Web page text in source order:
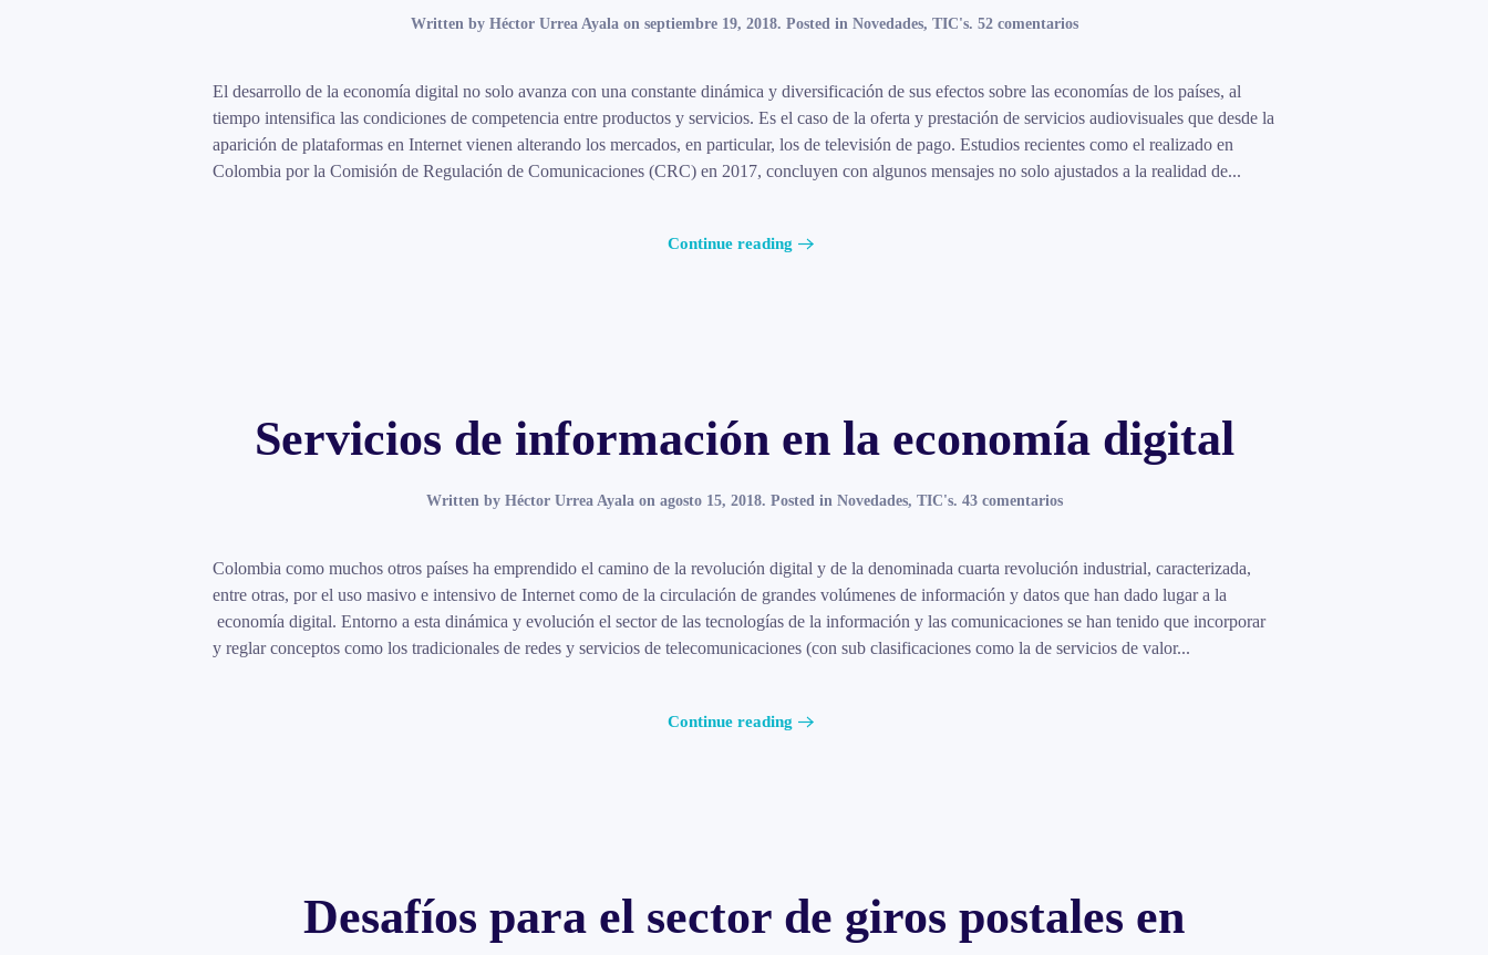
Written by Héctor Urrea Ayala on septiembre 19, 2018. Posted in Novedades, TIC's. 52 comentariosen
en
digitales
–
en
El desarrollo de la economía digital no solo avanza con una constante dinámica y diversificación de sus efectos sobre las economías de los países, al
tiempo intensifica las condiciones de competencia entre productos y servicios. Es el caso de la oferta y prestación de servicios audiovisuales que desde la
aparición de plataformas en Internet vienen alterando los mercados, en particular, los de televisión de pago. Estudios recientes como el realizado en
Colombia por la Comisión de Regulación de Comunicaciones (CRC) en 2017, concluyen con algunos mensajes no solo ajustados a la realidad de...
Continue reading
Servicios de información en la economía digital
Written by Héctor Urrea Ayalaon agosto 15, 2018. Posted in Novedades, TIC's. 43 comentariosen
información
la
economía
digital
Colombia como muchos otros países ha emprendido el camino de la revolución digital y de la denominada cuarta revolución industrial, caracterizada,
entre otras, por el uso masivo e intensivo de Internet como de la circulación de grandes volúmenes de información y datos que han dado lugar a la
economía digital. Entorno a esta dinámica y evolución el sector de las tecnologías de la información y las comunicaciones se han tenido que incorporar
y reglar conceptos como los tradicionales de redes y servicios de telecomunicaciones (con sub clasificaciones como la de servicios de valor...
Continue reading
Desafíos para el sector de giros postales en